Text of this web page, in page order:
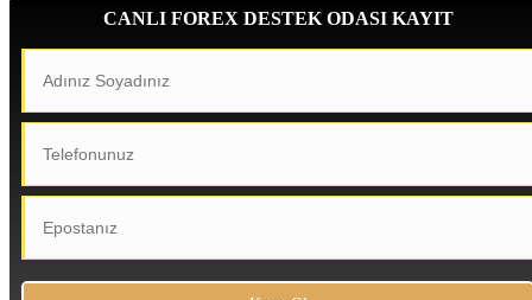
CANLI FOREX DESTEK ODASI KAYIT